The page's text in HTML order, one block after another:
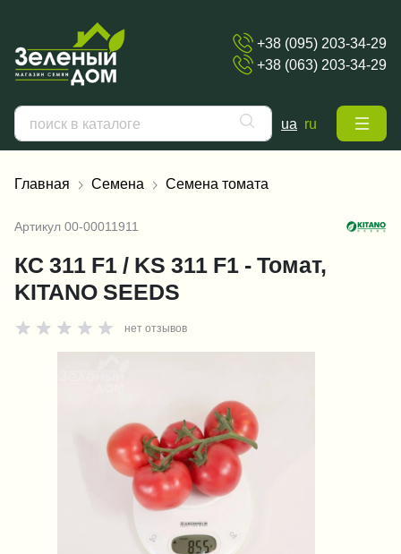
+38 (095) 203-34-29
+38 (063) 203-34-29
ua ru
Главная Семена Семена томата
Артикул 00-00011911
КС 311 F1 / KS 311 F1 - Томат,
KITANO SEEDS
нет отзывов